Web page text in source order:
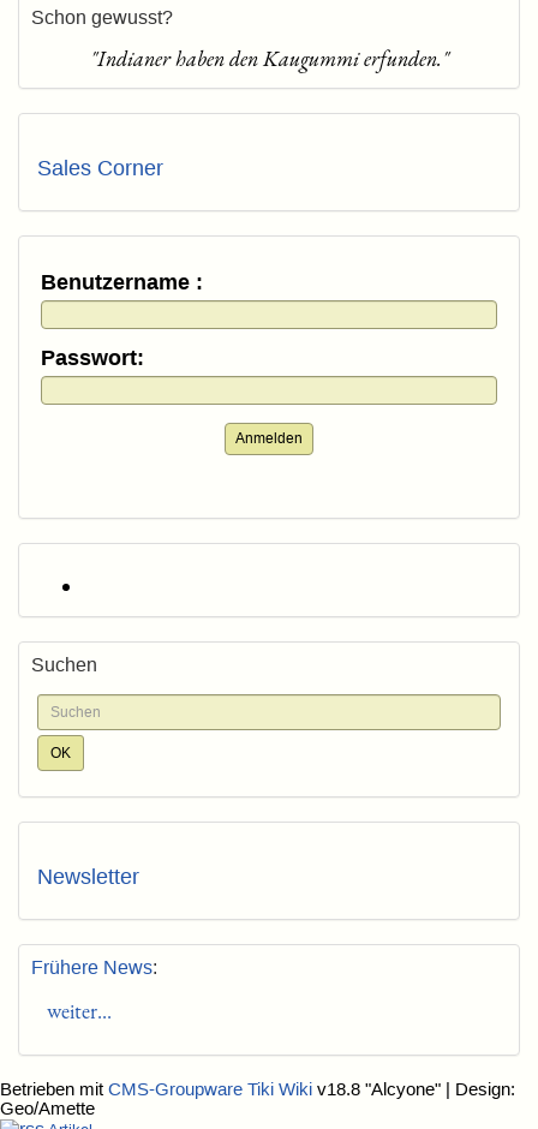
Schon gewusst?
"Indianer haben den Kaugummi erfunden."
Sales Corner
Benutzername :
Passwort:
Anmelden
Suchen
Newsletter
Frühere News:
weiter...
Betrieben mit CMS-Groupware Tiki Wiki v18.8 "Alcyone" | Design:
Geo/Amette